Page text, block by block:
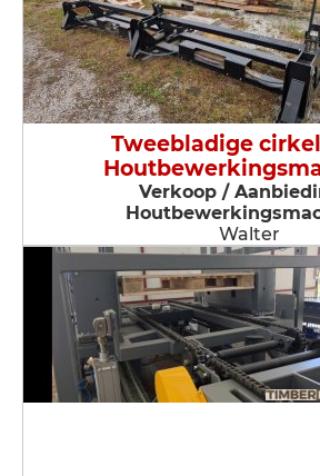
Tweebladige
Verkoop /
Walter